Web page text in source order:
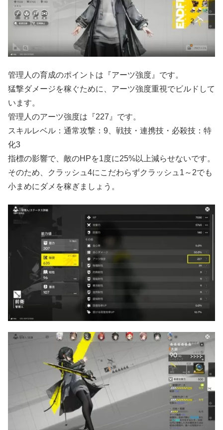
管理人の育成のポイントは『アーツ強度』です。
猛撃ダメージを稼ぐために、アーツ強度重視でビルドして
います。
管理人のアーツ強度は『227』です。
スキルレベル：通常攻撃：9、戦技・連携技・必殺技：特
化3
指標の影響で、敵のHPを1度に25%以上減らせないです。
そのため、クラッシュ4にこだわらずクラッシュ1～2でも
小まめにダメを稼ぎましょう。